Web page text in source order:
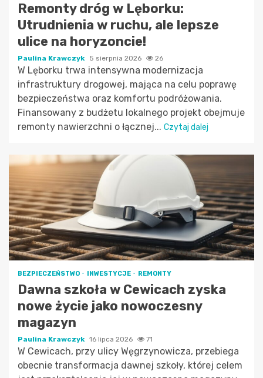
Remonty dróg w Lęborku:
Utrudnienia w ruchu, ale lepsze
ulice na horyzoncie!
Paulina Krawczyk 5 sierpnia 2026 26
W Lęborku trwa intensywna modernizacja
infrastruktury drogowej, mająca na celu poprawę
bezpieczeństwa oraz komfortu podróżowania.
Finansowany z budżetu lokalnego projekt obejmuje
remonty nawierzchni o łącznej... Czytaj dalej
BEZPIECZEŃSTWO INWESTYCJE REMONTY
Dawna szkoła w Cewicach zyska
nowe życie jako nowoczesny
magazyn
Paulina Krawczyk 16 lipca 2026 71
W Cewicach, przy ulicy Węgrzynowicza, przebiega
obecnie transformacja dawnej szkoły, której celem